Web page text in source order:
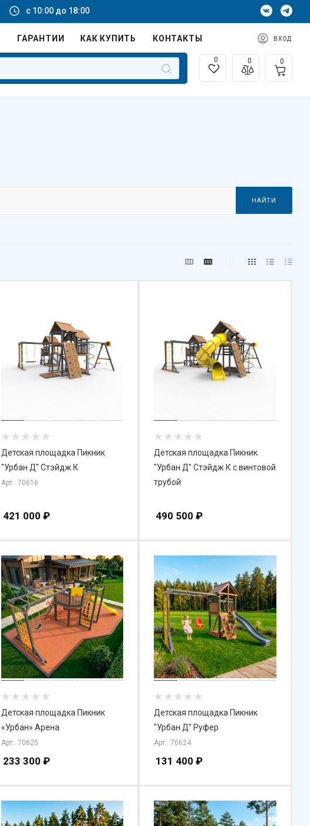
с 10:00 до 18:00
ГАРАНТИИ КАК КУПИТЬ КОНТАКТЫ ВХОД
0 0 0
НАЙТИ
Детская площадка Пикник
"Урбан Д" Стэйдж К
Арт.: 70616
421 000 ₽
Детская площадка Пикник
"Урбан Д" Стэйдж К с винтовой
трубой
490 500 ₽
Детская площадка Пикник
«Урбан» Арена
Арт.: 70625
233 300 ₽
Детская площадка Пикник
"Урбан Д" Руфер
Арт.: 70624
131 400 ₽